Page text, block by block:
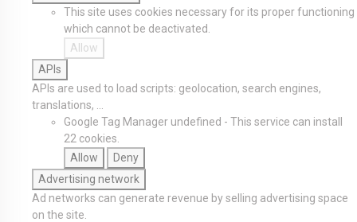
This site uses cookies necessary for its proper functioning
which cannot be deactivated.
Allow
APIs
APIs are used to load scripts: geolocation, search engines,
translations, ...
Google Tag Manager undefined - This service can install
22 cookies.
Allow
Deny
Advertising network
Ad networks can generate revenue by selling advertising space
on the site.